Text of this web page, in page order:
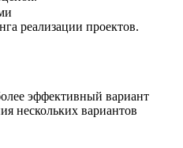
реализации проектов.
эффективный вариант
нескольких вариантов